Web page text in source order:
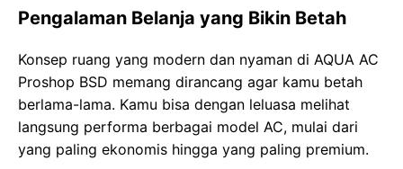
Pengalaman Belanja yang Bikin Betah
Konsep ruang yang modern dan nyaman di AQUA AC
Proshop BSD memang dirancang agar kamu betah
berlama-lama. Kamu bisa dengan leluasa melihat
langsung performa berbagai model AC, mulai dari
yang paling ekonomis hingga yang paling premium.